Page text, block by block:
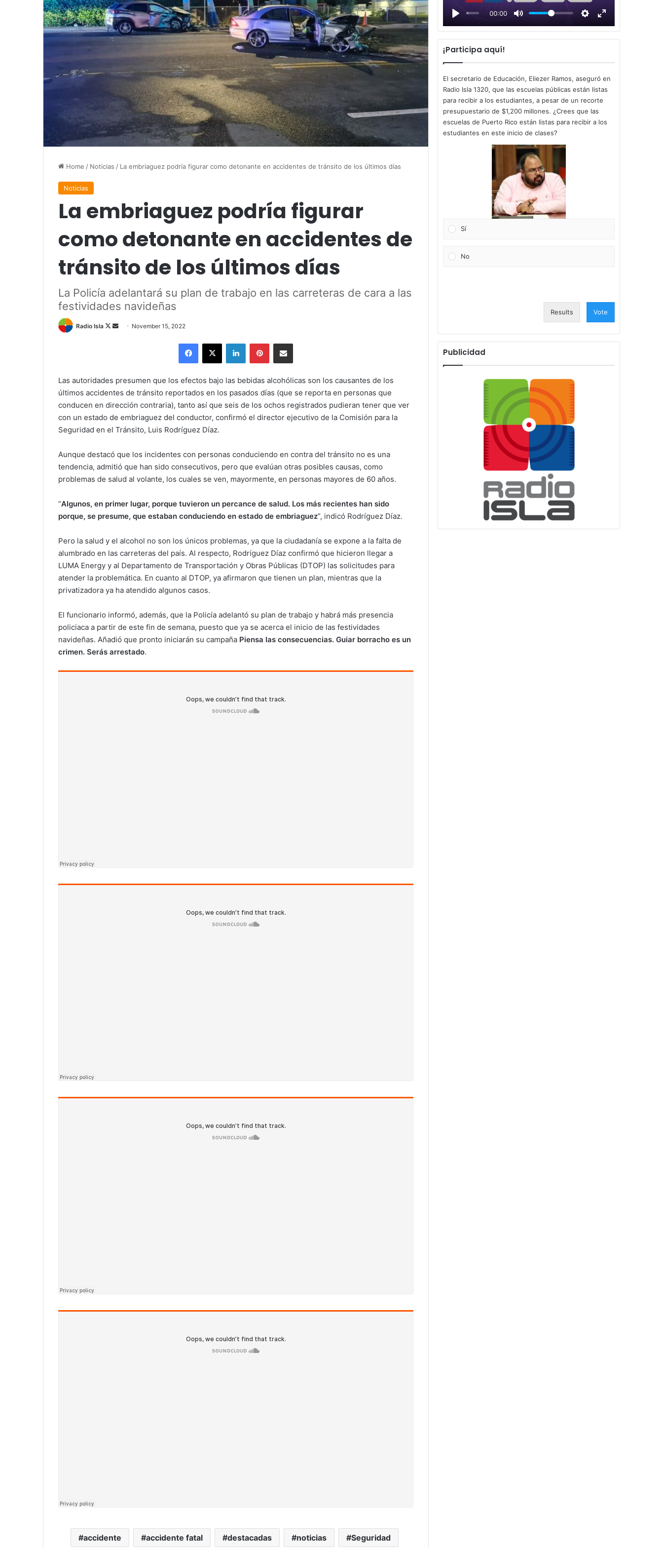
Home / Noticias / La embriaguez podría figurar como detonante en accidentes de tránsito de los últimos días
Noticias
La embriaguez podría figurar
como detonante en accidentes de
tránsito de los últimos días
La Policía adelantará su plan de trabajo en las carreteras de cara a las
festividades navideñas
Radio Isla
Follow
Send November 15, 2022
Facebook
X LinkedInPinterestShare via Email
Las autoridades presumen que los efectos bajo las bebidas alcohólicas son los causantes de los
últimos accidentes de tránsito reportados en los pasados días (que se reporta en personas que
conducen en dirección contraria), tanto así que seis de los ochos registrados pudieran tener que ver
con un estado de embriaguez del conductor, confirmó el director ejecutivo de la Comisión para la
Seguridad en el Tránsito, Luis Rodríguez Díaz.
Aunque destacó que los incidentes con personas conduciendo en contra del tránsito no es una
tendencia, admitió que han sido consecutivos, pero que evalúan otras posibles causas, como
problemas de salud al volante, los cuales se ven, mayormente, en personas mayores de 60 años.
“Algunos, en primer lugar, porque tuvieron un percance de salud. Los más recientes han sido
porque, se presume, que estaban conduciendo en estado de embriaguez”, indicó Rodríguez Díaz.
Pero la salud y el alcohol no son los únicos problemas, ya que la ciudadanía se expone a la falta de
alumbrado en las carreteras del país. Al respecto, Rodríguez Díaz confirmó que hicieron llegar a
LUMA Energy y al Departamento de Transportación y Obras Públicas (DTOP) las solicitudes para
atender la problemática. En cuanto al DTOP, ya afirmaron que tienen un plan, mientras que la
privatizadora ya ha atendido algunos casos.
El funcionario informó, además, que la Policía adelantó su plan de trabajo y habrá más presencia
policiaca a partir de este fin de semana, puesto que ya se acerca el inicio de las festividades
navideñas. Añadió que pronto iniciarán su campaña Piensa las consecuencias. Guiar borracho es un
crimen. Serás arrestado.
accidente accidente fatal destacadas noticias Seguridad
00:00
l
a
y
¡Participa aquí!
El secretario de Educación, Eliezer Ramos, aseguró en
Radio Isla 1320, que las escuelas públicas están listas
para recibir a los estudiantes, a pesar de un recorte
presupuestario de $1,200 millones. ¿Crees que las
escuelas de Puerto Rico están listas para recibir a los
estudiantes en este inicio de clases?
Sí
No
Results Vote
Publicidad